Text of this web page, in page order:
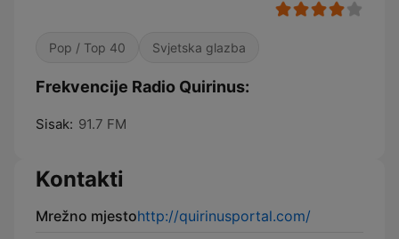
Pop / Top 40 Svjetska glazba
Frekvencije Radio Quirinus:
Sisak: 91.7 FM
Kontakti
Mrežno mjestohttp://quirinusportal.com/